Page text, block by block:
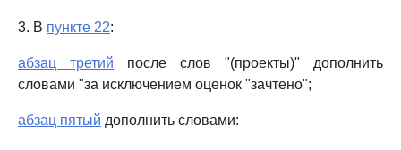
3. В пункте 22:
абзац третий после слов "(проекты)" дополнить
словами "за исключением оценок "зачтено";
абзац пятый дополнить словами: